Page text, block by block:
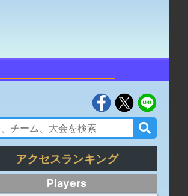
アクセスランキング
Players